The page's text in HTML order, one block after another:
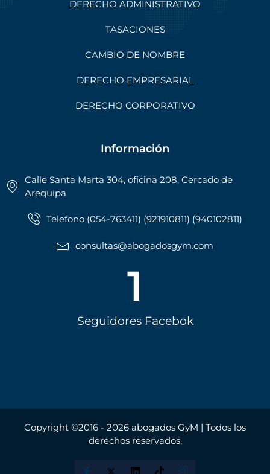
DERECHO ADMINISTRATIVO
TASACIONES
CAMBIO DE NOMBRE
DERECHO EMPRESARIAL
DERECHO CORPORATIVO
Información
Calle Santa Marta 304, oficina 208, Cercado de
Arequipa
Telefono (054-763411) (921910811) (940102811)
consultas@abogadosgym.com
Seguidores Facebok
1
Copyright ©2016 - 2026 abogados GyM | Todos los
derechos reservados.